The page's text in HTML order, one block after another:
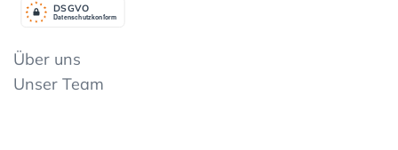
Datenschutzkonform
DSGVO
Über uns
Unser Team